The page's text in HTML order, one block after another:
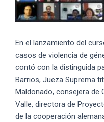
En el lanzamiento del
casos de violencia de
contó con la distinguida
Barrios, Jueza Suprema
Maldonado, consejera de
Valle, directora de
de la cooperación